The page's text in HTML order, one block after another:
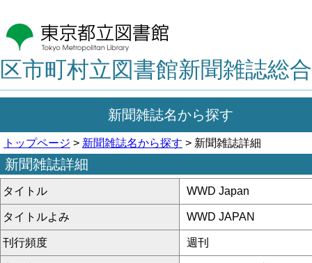
区市町村立図書館新聞雑誌総
新聞雑誌名から探す
トップページ > 新聞雑誌名から探す > 新聞雑誌詳細
新聞雑誌詳細
タイトル WWD Japan
タイトルよみ WWD JAPAN
刊行頻度 週刊